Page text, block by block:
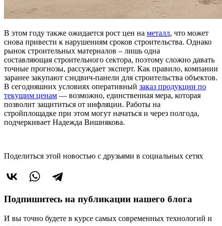
В этом году также ожидается рост цен на металл, что может
снова привести к нарушениям сроков строительства. Однако
рынок строительных материалов – лишь одна
составляющая строительного сектора, поэтому сложно давать
точные прогнозы, рассуждает эксперт. Как правило, компании
заранее закупают сэндвич-панели для строительства объектов.
В сегодняшних условиях оперативный заказ продукции по
текущим ценам –– возможно, единственная мера, которая
позволит защититься от инфляции. Работы на
стройплощадке при этом могут начаться и через полгода,
подчеркивает Надежда Вишнякова.
Поделиться этой новостью с друзьями в социальных сетях
Подпишитесь на публикации нашего блога
И вы точно будете в курсе самых современных технологий и